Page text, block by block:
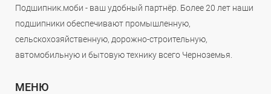
Подшипник.моби - ваш удобный партнёр. Более 20 лет наши
подшипники обеспечивают промышленную,
сельскохозяйственную, дорожно-строительную,
автомобильную и бытовую технику всего Черноземья.
МЕНЮ